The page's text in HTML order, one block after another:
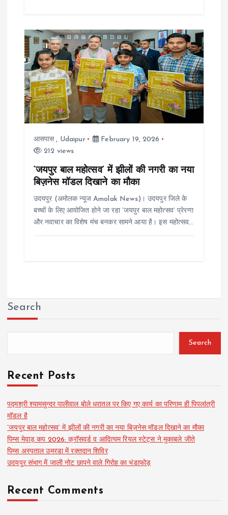
आसपास, Udaipur
February 19, 2026
212 views
‘जयपुर बाल महोत्सव’ में झीलों की नगरी का नया
बिज़नेस मॉडल दिखाने का मौका
उदयपुर (अमोलक न्यूज Amolak News)। उदयपुर जिले के
बच्चों के लिए आयोजित होने जा रहा ‘जयपुर बाल महोत्सव’ प्रेरणा
और नवाचार का विशेष मंच बनकर सामने आया है। इस महोत्सव…
Search
Search
Recent Posts
पद्मश्री श्यामसुन्दर पालीवाल बोले धरातल पर किए गए कार्य का परिणाम ही पिपलांत्री
मॉडल है
‘जयपुर बाल महोत्सव’ में झीलों की नगरी का नया बिज़नेस मॉडल दिखाने का मौका
पिम्स मेवाड़ कप 2026: क्रॉसवर्ड व आदित्यम रियल स्टेट्स ने मुकाबले जीते
पिम्स अस्पताल उमरडा में रक्तदान शिविर
उदयपुर संभाग में जाली नोट छापने वाले गिरोह का भंडाफोड़
Recent Comments